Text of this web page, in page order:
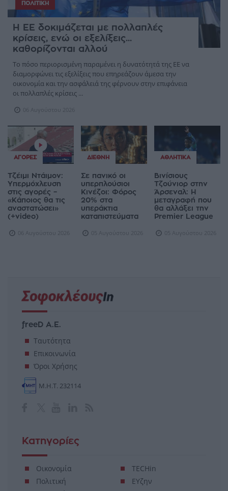
ΠΟΛΙΤΙΚΉ
Η ΕΕ δοκιμάζεται με πολλαπλές
κρίσεις, ενώ οι εξελίξεις...
καθορίζονται αλλού
Το πόσο περιορισμένη παραμένει η δυνατότητά της ΕΕ να
διαμορφώνει τις εξελίξεις που επηρεάζουν άμεσα την
οικονομία και την ασφάλειά της φέρνουν στην επιφάνεια
οι πολλαπλές κρίσεις ...
06 Αυγούστου 2026
ΑΓΟΡΈΣ
Τζέιμι Ντάιμον:
Υπερμόχλευση
στις αγορές –
«Κάποιος θα τις
αναστατώσει»
(+video)
06 Αυγούστου 2026
ΔΙΕΘΝΉ
Σε πανικό οι
υπερπλούσιοι
Κινέζοι: Φόρος
20% στα
υπεράκτια
καταπιστεύματα
05 Αυγούστου 2026
ΑΘΛΗΤΙΚΆ
Βινίσιους
Τζούνιορ στην
Άρσεναλ: Η
μεταγραφή που
θα αλλάξει την
Premier League
05 Αυγούστου 2026